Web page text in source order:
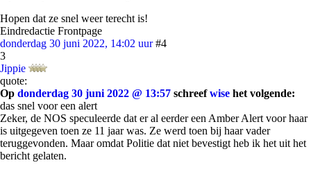
Hopen dat ze snel weer terecht is!
Eindredactie Frontpage
donderdag 30 juni 2022, 14:02 uur #4
3
Jippie
quote:
Op donderdag 30 juni 2022 @ 13:57 schreefwise het volgende:
das snel voor een alert
Zeker, de NOS speculeerde dat er al eerder een Amber Alert voor haar
is uitgegeven toen ze 11 jaar was. Ze werd toen bij haar vader
teruggevonden. Maar omdat Politie dat niet bevestigt heb ik het uit het
bericht gelaten.